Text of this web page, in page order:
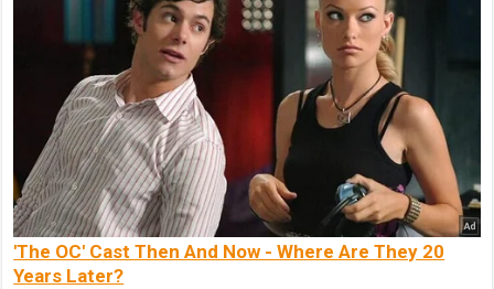
'The OC' Cast Then And Now - Where Are They 20
Years Later?